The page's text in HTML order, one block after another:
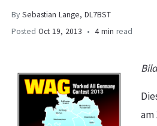
By Sebastian Lange, DL7BST
Posted Oct 19, 2013 4 min read
am